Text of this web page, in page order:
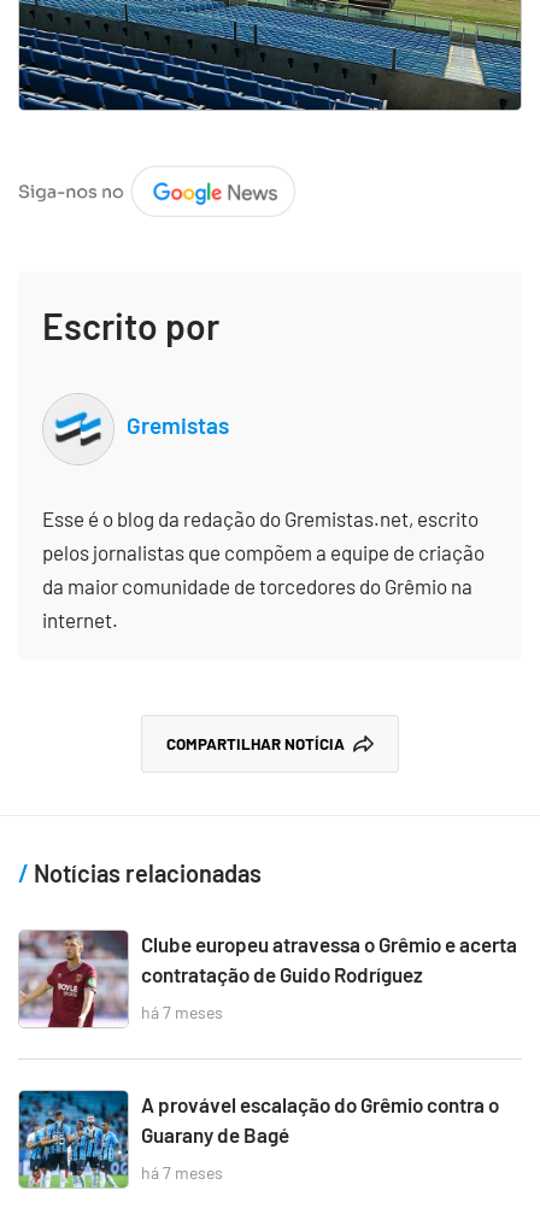
Escrito por
Gremistas
Esse é o blog da redação do Gremistas.net, escrito
pelos jornalistas que compõem a equipe de criação
da maior comunidade de torcedores do Grêmio na
internet.
COMPARTILHAR NOTÍCIA
Notícias relacionadas
Clube europeu atravessa o Grêmio e acerta
contratação de Guido Rodríguez
há 7 meses
A provável escalação do Grêmio contra o
Guarany de Bagé
há 7 meses